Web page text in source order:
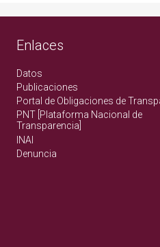
Enlaces
Datos
Publicaciones
Portal de Obligaciones de
PNT [Plataforma Nacional de
Transparencia]
INAI
Denuncia